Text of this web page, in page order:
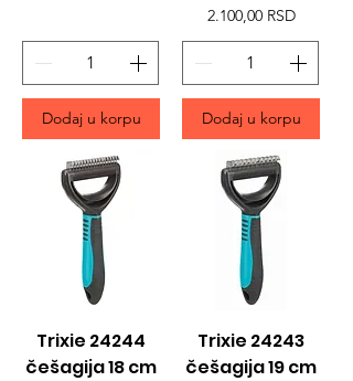
Dodaj u korpu
Price
2.100,00 RSD
Dodaj u korpu
Trixie 24244
češagija 18 cm
Trixie 24243
češagija 19 cm